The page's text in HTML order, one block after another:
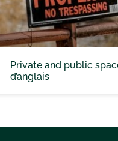
Private and public
d’anglais